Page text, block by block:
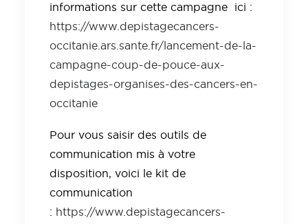
informations sur cette campagne ici :
https://www.depistagecancers-
occitanie.ars.sante.fr/lancement-de-la-
campagne-coup-de-pouce-aux-
depistages-organises-des-cancers-en-
occitanie
Pour vous saisir des outils de
communication mis à votre
disposition, voici le kit de
communication
: https://www.depistagecancers-